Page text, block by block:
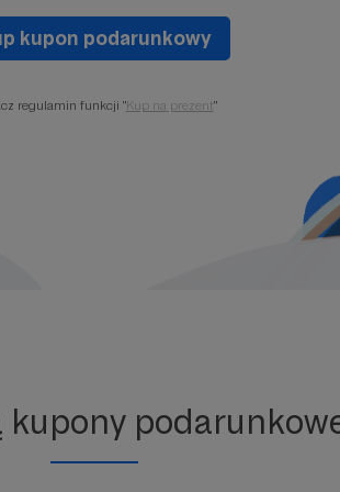
kupon podarunkowy
regulamin funkcji "Kup na prezent"
kupony